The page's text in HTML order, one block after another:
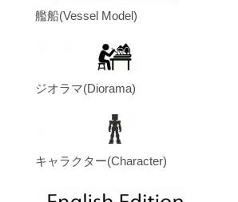
艦船(Vessel Model)
ジオラマ(Diorama)
キャラクター(Character)